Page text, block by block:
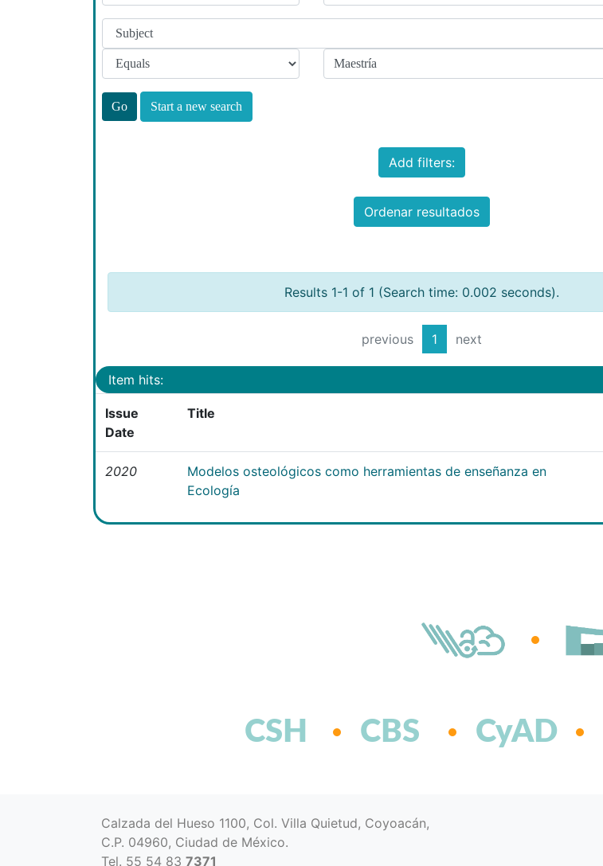
Start a new search
Add filters:
Ordenar resultados
Results 1-1 of 1 (Search time: 0.002 seconds).
previous 1 next
Item hits:
Issue
Date
Title
2020
Modelos osteológicos como herramientas de enseñanza en
Ecología
CSH CBS CyAD
Calzada del Hueso 1100, Col. Villa Quietud, Coyoacán,
C.P. 04960, Ciudad de México.
Tel. 55 54 83 7371